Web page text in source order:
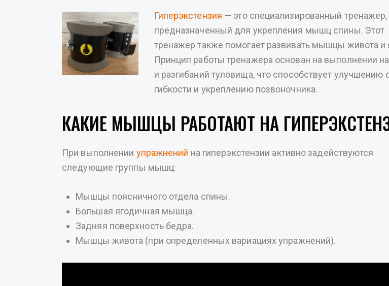
Гиперэкстензия — это специализированный тренажер,
предназначенный для укрепления мышц спины. Этот
тренажер также помогает развивать мышцы живота и
Принцип работы тренажера основан на выполнении
и разгибаний туловища, что способствует улучшению
гибкости и укреплению позвоночника.
КАКИЕ МЫШЦЫ РАБОТАЮТ НА
При выполнении упражнений на гиперэкстензии активно задействуются
следующие группы мышц:
Мышцы поясничного отдела спины.
Большая ягодичная мышца.
Задняя поверхность бедра.
Мышцы живота (при определенных вариациях упражнений).